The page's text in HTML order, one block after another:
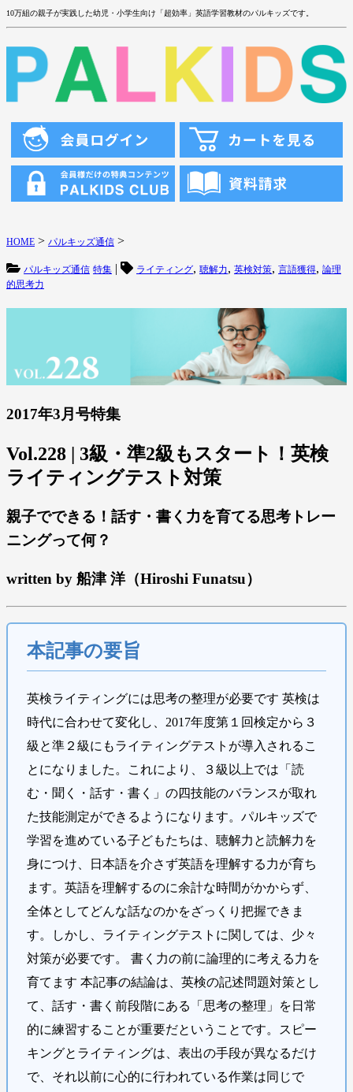
10万組の親子が実践した幼児・小学生向け「超効率」英語学習教材のパルキッズです。
HOME > パルキッズ通信 >
パルキッズ通信 特集 | ライティング, 聴解力, 英検対策, 言語獲得, 論理
的思考力
2017年3月号特集
Vol.228 | 3級・準2級もスタート！英検
ライティングテスト対策
親子でできる！話す・書く力を育てる思考トレー
ニングって何？
written by 船津 洋（Hiroshi Funatsu）
本記事の要旨
英検ライティングには思考の整理が必要です 英検は
時代に合わせて変化し、2017年度第１回検定から３
級と準２級にもライティングテストが導入されるこ
とになりました。これにより、３級以上では「読
む・聞く・話す・書く」の四技能のバランスが取れ
た技能測定ができるようになります。パルキッズで
学習を進めている子どもたちは、聴解力と読解力を
身につけ、日本語を介さず英語を理解する力が育ち
ます。英語を理解するのに余計な時間がかからず、
全体としてどんな話なのかをざっくり把握できま
す。しかし、ライティングテストに関しては、少々
対策が必要です。 書く力の前に論理的に考える力を
育てます 本記事の結論は、英検の記述問題対策とし
て、話す・書く前段階にある「思考の整理」を日常
的に練習することが重要だということです。スピー
キングとライティングは、表出の手段が異なるだけ
で、それ以前に心的に行われている作業は同じで